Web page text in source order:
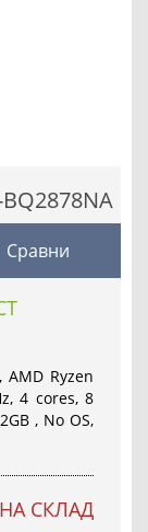
Сравни
AMD Ryzen
4 cores, 8
, No OS,
НА СКЛАД